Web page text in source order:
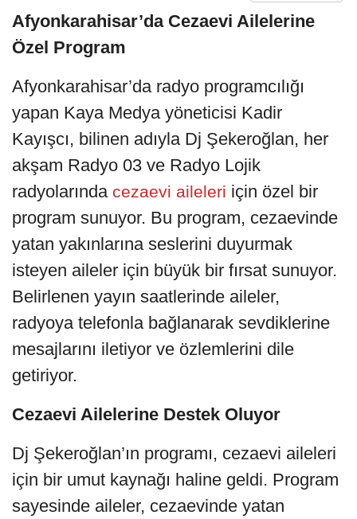
Afyonkarahisar’da Cezaevi Ailelerine
Özel Program
Afyonkarahisar’da radyo programcılığı
yapan Kaya Medya yöneticisi Kadir
Kayışcı, bilinen adıyla Dj Şekeroğlan, her
akşam Radyo 03 ve Radyo Lojik
radyolarında cezaevi aileleri için özel bir
program sunuyor. Bu program, cezaevinde
yatan yakınlarına seslerini duyurmak
isteyen aileler için büyük bir fırsat sunuyor.
Belirlenen yayın saatlerinde aileler,
radyoya telefonla bağlanarak sevdiklerine
mesajlarını iletiyor ve özlemlerini dile
getiriyor.
Cezaevi Ailelerine Destek Oluyor
Dj Şekeroğlan’ın programı, cezaevi aileleri
için bir umut kaynağı haline geldi. Program
sayesinde aileler, cezaevinde yatan